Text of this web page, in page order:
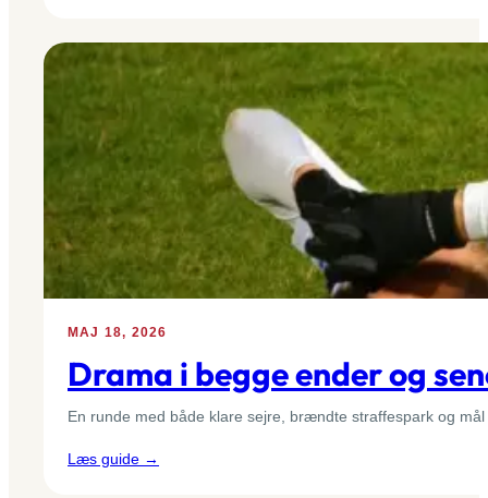
scoringer
udesejre:
Hele
overblikket
over
Segunda
División
runde
MAJ 18, 2026
Drama i begge ender og
En runde med både klare sejre, brændte straffespark og
Læs guide →